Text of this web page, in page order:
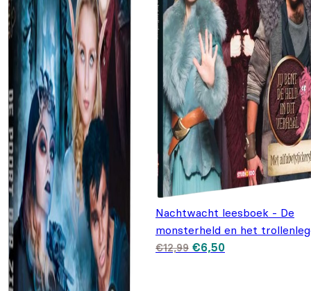
Nachtwacht leesboek - De
monsterheld en het
€12,99 Oorspronkelijke prijs
was: €12,99.
€6,50Huidige prijs is:
€6,50.